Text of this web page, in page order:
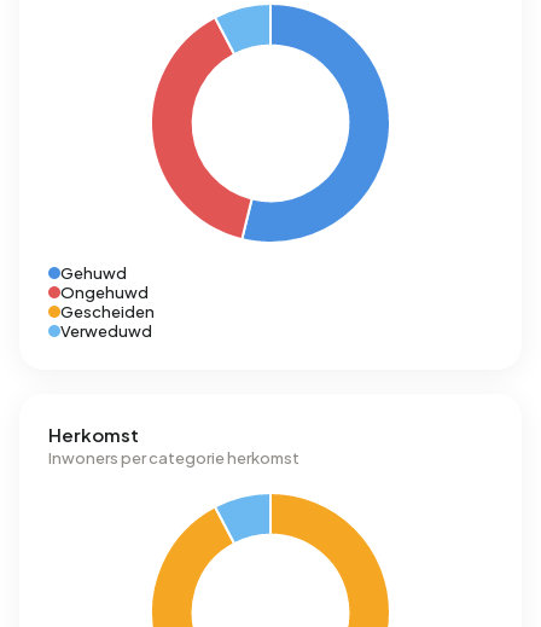
Gehuwd
Ongehuwd
Gescheiden
Verweduwd
Herkomst
Inwoners per categorie herkomst